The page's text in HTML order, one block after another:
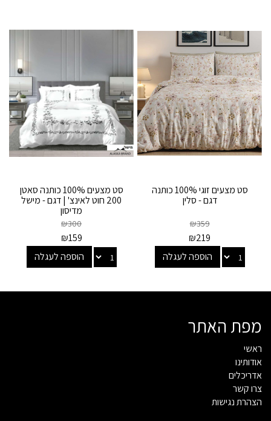
סט מצעים זוגי 100% כותנה
דגם - סלין
₪359
₪219
הוספה לעגלה
סט מצעים 100% כותנה סאטן
200 חוט לאינצ' | דגם - מישל
מדיסון
₪300
₪159
הוספה לעגלה
מפת האתר
ראשי
אודותינו
אדריכלים
צרו קשר
הצהרת נגישות